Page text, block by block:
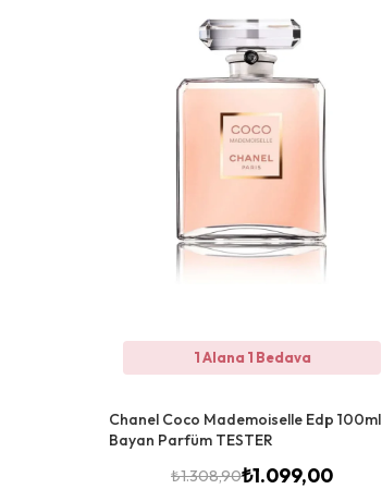
1 Alana 1 Bedava
Chanel Coco Mademoiselle Edp 100ml
Bayan Parfüm TESTER
₺1.308,90₺1.099,00